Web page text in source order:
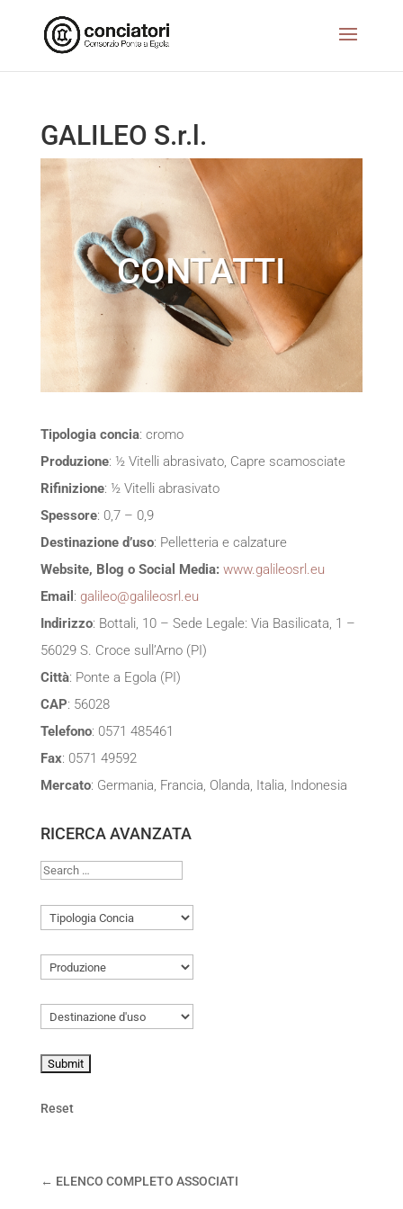
GALILEO S.r.l.
CONTATTI
Tipologia concia: cromo
Produzione: ½ Vitelli abrasivato, Capre scamosciate
Rifinizione: ½ Vitelli abrasivato
Spessore: 0,7 – 0,9
Destinazione d’uso: Pelletteria e calzature
Website, Blog o Social Media: www.galileosrl.eu
Email : galileo@galileosrl.eu
Indirizzo: Bottali, 10 – Sede Legale: Via Basilicata, 1 –
56029 S. Croce sull’Arno (PI)
Città: Ponte a Egola (PI)
CAP: 56028
Telefono: 0571 485461
Fax: 0571 49592
Mercato: Germania, Francia, Olanda, Italia, Indonesia
RICERCA AVANZATA
Reset
← ELENCO COMPLETO ASSOCIATI